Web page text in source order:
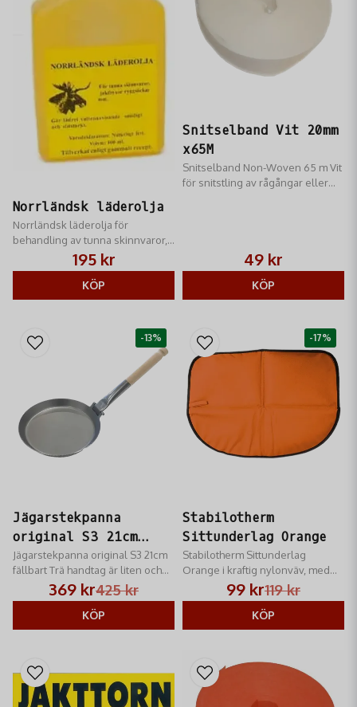
Norrländsk läderolja
Norrländsk läderolja för
behandling av tunna skinnvaror,
ryggsäckar, jaktbyxor m.m
195 kr
KÖP
Snitselband Vit 20mm
x65M
Snitselband Non-Woven 65 m Vit
för snitstling av rågångar eller
49 kr
KÖP
Jägarstekpanna
original S3 21cm
fällbart Trä handtag
Jägarstekpanna original S3 21cm
fällbart Trä handtag är liten och
smidig att ha med både för jakt-
och uteliv.
425 kr
369 kr
KÖP
-13%
Stabilotherm
Sittunderlag Orange
Stabilotherm Sittunderlag
Orange i kraftig nylonväv, med
stoppning av cellplast.
119 kr
99 kr
KÖP
-17%